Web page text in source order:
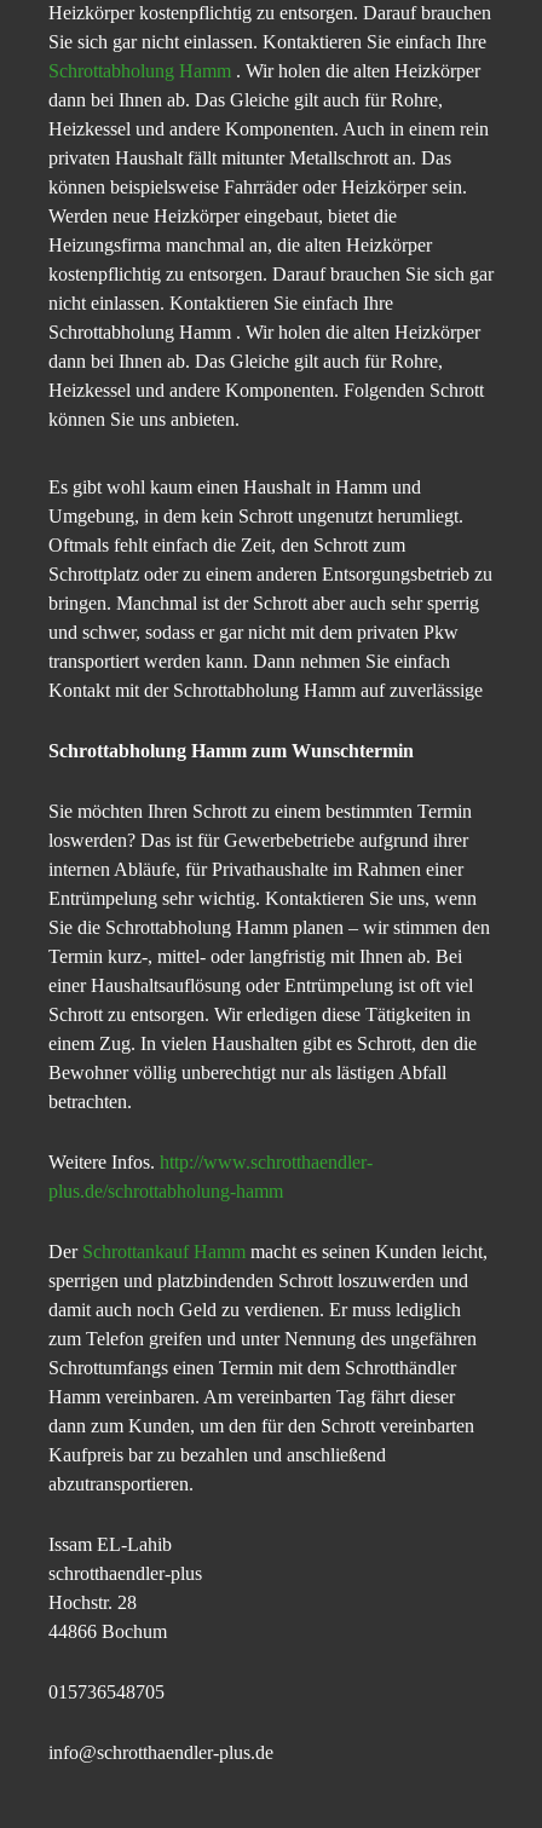
Heizkörper kostenpflichtig zu entsorgen. Darauf brauchen
Sie sich gar nicht einlassen. Kontaktieren Sie einfach Ihre
Schrottabholung Hamm . Wir holen die alten Heizkörper
dann bei Ihnen ab. Das Gleiche gilt auch für Rohre,
Heizkessel und andere Komponenten. Auch in einem rein
privaten Haushalt fällt mitunter Metallschrott an. Das
können beispielsweise Fahrräder oder Heizkörper sein.
Werden neue Heizkörper eingebaut, bietet die
Heizungsfirma manchmal an, die alten Heizkörper
kostenpflichtig zu entsorgen. Darauf brauchen Sie sich gar
nicht einlassen. Kontaktieren Sie einfach Ihre
Schrottabholung Hamm . Wir holen die alten Heizkörper
dann bei Ihnen ab. Das Gleiche gilt auch für Rohre,
Heizkessel und andere Komponenten. Folgenden Schrott
können Sie uns anbieten.
Es gibt wohl kaum einen Haushalt in Hamm und
Umgebung, in dem kein Schrott ungenutzt herumliegt.
Oftmals fehlt einfach die Zeit, den Schrott zum
Schrottplatz oder zu einem anderen Entsorgungsbetrieb zu
bringen. Manchmal ist der Schrott aber auch sehr sperrig
und schwer, sodass er gar nicht mit dem privaten Pkw
transportiert werden kann. Dann nehmen Sie einfach
Kontakt mit der Schrottabholung Hamm auf zuverlässige
Schrottabholung Hamm zum Wunschtermin
Sie möchten Ihren Schrott zu einem bestimmten Termin
loswerden? Das ist für Gewerbebetriebe aufgrund ihrer
internen Abläufe, für Privathaushalte im Rahmen einer
Entrümpelung sehr wichtig. Kontaktieren Sie uns, wenn
Sie die Schrottabholung Hamm planen – wir stimmen den
Termin kurz-, mittel- oder langfristig mit Ihnen ab. Bei
einer Haushaltsauflösung oder Entrümpelung ist oft viel
Schrott zu entsorgen. Wir erledigen diese Tätigkeiten in
einem Zug. In vielen Haushalten gibt es Schrott, den die
Bewohner völlig unberechtigt nur als lästigen Abfall
betrachten.
Weitere Infos. http://www.schrotthaendler-
plus.de/schrottabholung-hamm
Der Schrottankauf Hamm macht es seinen Kunden leicht,
sperrigen und platzbindenden Schrott loszuwerden und
damit auch noch Geld zu verdienen. Er muss lediglich
zum Telefon greifen und unter Nennung des ungefähren
Schrottumfangs einen Termin mit dem Schrotthändler
Hamm vereinbaren. Am vereinbarten Tag fährt dieser
dann zum Kunden, um den für den Schrott vereinbarten
Kaufpreis bar zu bezahlen und anschließend
abzutransportieren.
Issam EL-Lahib
schrotthaendler-plus
Hochstr. 28
44866 Bochum
015736548705
info@schrotthaendler-plus.de